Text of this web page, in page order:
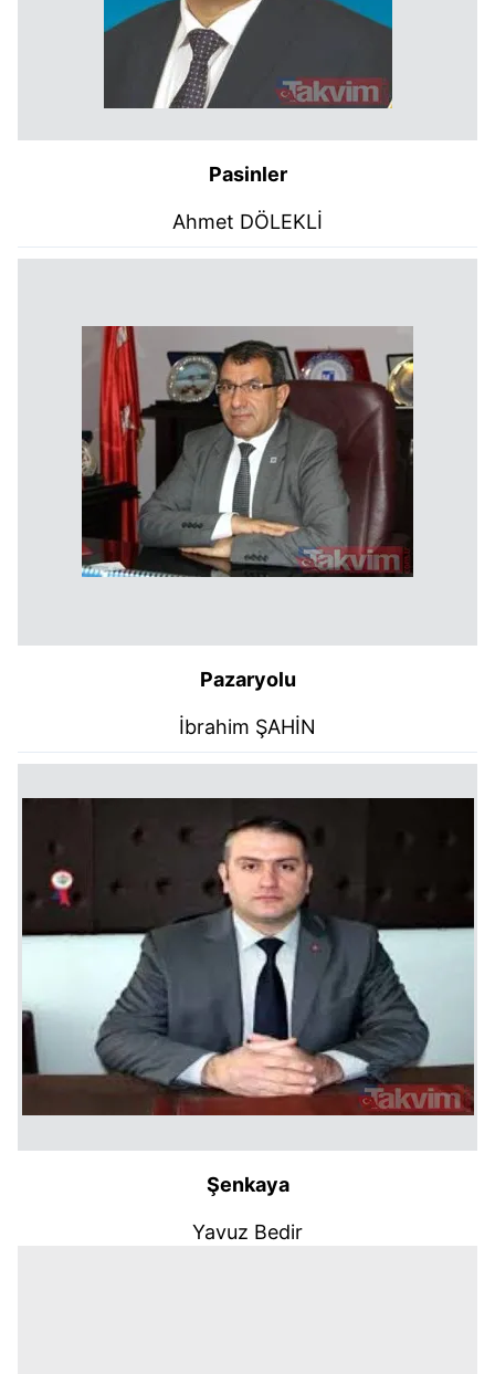
Pasinler
Ahmet DÖLEKLİ
Pazaryolu
İbrahim ŞAHİN
Şenkaya
Yavuz Bedir